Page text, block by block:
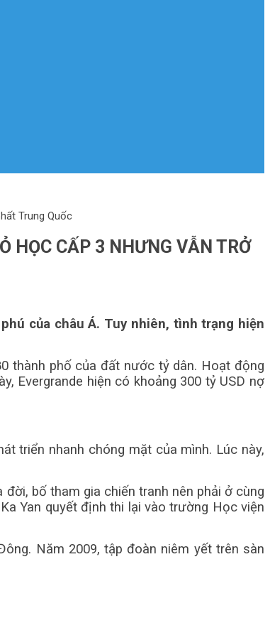
Trung Quốc
HỌC CẤP 3 NHƯNG VẪN TRỞ
của châu Á. Tuy nhiên, tình trạng hiện
thành phố của đất nước tỷ dân. Hoạt động
Evergrande hiện có khoảng 300 tỷ USD nợ
triển nhanh chóng mặt của mình. Lúc này,
bố tham gia chiến tranh nên phải ở cùng
Yan quyết định thi lại vào trường Học viện
Năm 2009, tập đoàn niêm yết trên sàn